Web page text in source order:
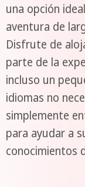
una opción
aventura de
Disfrute de
parte de la
incluso un
idiomas no
simplemente
para ayudar a
conocimientos